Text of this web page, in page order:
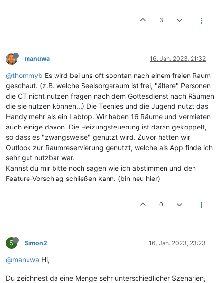
3
manuwa 16. Jan. 2023, 21:32
@thommyb Es wird bei uns oft spontan nach einem freien Raum
geschaut. (z.B. welche Seelsorgeraum ist frei, "ältere" Personen
die CT nicht nutzen fragen nach dem Gottesdienst nach Räumen
die sie nutzen können...) Die Teenies und die Jugend nutzt das
Handy mehr als ein Labtop. Wir haben 16 Räume und vermieten
auch einige davon. Die Heizungsteuerung ist daran gekoppelt,
so dass es "zwangsweise" genutzt wird. Zuvor hatten wir
Outlook zur Raumreservierung genutzt, welche als App finde ich
sehr gut nutzbar war.
Kannst du mir bitte noch sagen wie ich abstimmen und den
Feature-Vorschlag schließen kann. (bin neu hier)
0
S Simon2 16. Jan. 2023, 23:23
@manuwa Hi,
Du zeichnest da eine Menge sehr unterschiedlicher Szenarien,